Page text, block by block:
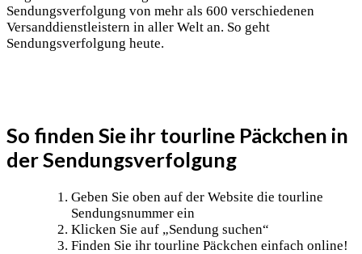
Sendungsverfolgung von mehr als 600 verschiedenen
Versanddienstleistern in aller Welt an. So geht
Sendungsverfolgung heute.
So finden Sie ihr tourline Päckchen in
der Sendungsverfolgung
Geben Sie oben auf der Website die tourline
Sendungsnummer ein
Klicken Sie auf „Sendung suchen“
Finden Sie ihr tourline Päckchen einfach online!